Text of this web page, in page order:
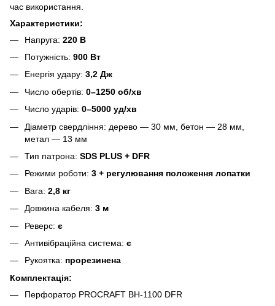
час використання.
Характеристики:
Напруга: 220 В
Потужність: 900 Вт
Енергія удару: 3,2 Дж
Число обертів: 0–1250 об/хв
Число ударів: 0–5000 уд/хв
Діаметр свердління: дерево — 30 мм, бетон — 28 мм,
метал — 13 мм
Тип патрона: SDS PLUS + DFR
Режими роботи: 3 + регулювання положення лопатки
Вага: 2,8 кг
Довжина кабеля: 3 м
Реверс: є
Антивібраційна система: є
Рукоятка: прорезинена
Комплектація:
Перфоратор PROCRAFT BH-1100 DFR